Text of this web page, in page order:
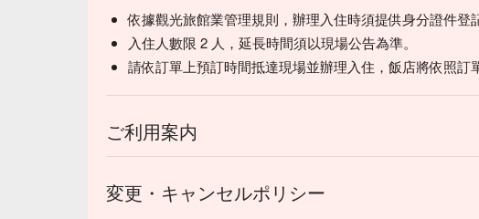
依據觀光旅館業管理規則，辦理入住時須提供身分證件登
入住人數限 2 人，延長時間須以現場公告為準。
請依訂單上預訂時間抵達現場並辦理入住，飯店將依照訂
ご利用案内
変更・キャンセルポリシー